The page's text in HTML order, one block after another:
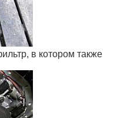
в котором также